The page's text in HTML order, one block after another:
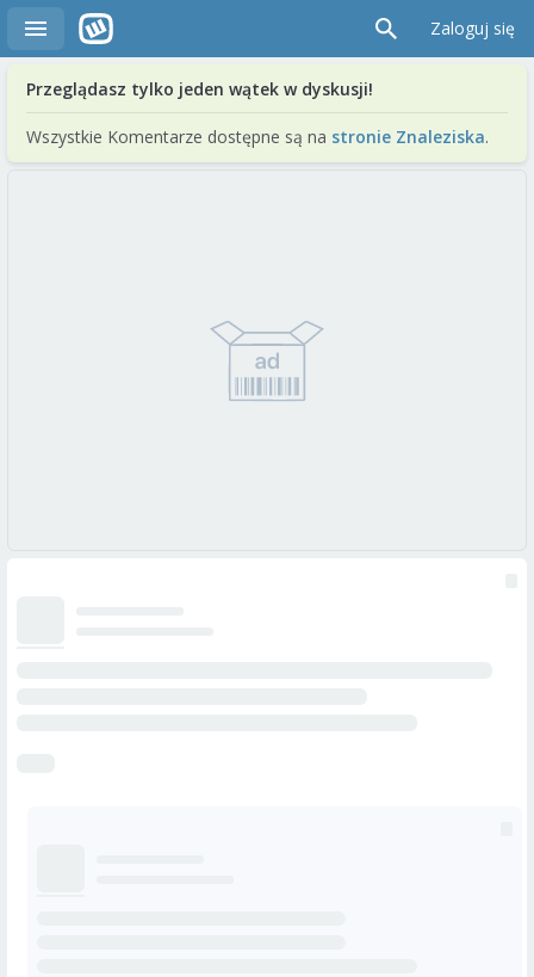
Zaloguj się
Przeglądasz tylko jeden wątek w dyskusji!
Wszystkie Komentarze dostępne są na stronie Znaleziska.